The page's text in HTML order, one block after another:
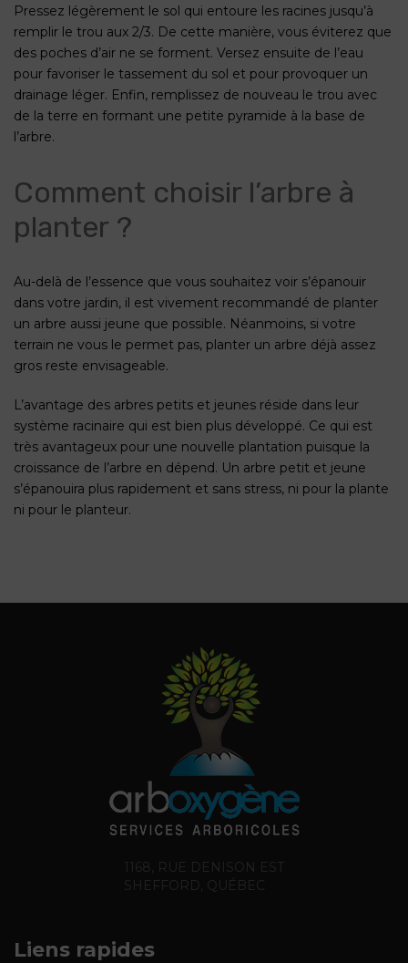
Pressez légèrement le sol qui entoure les racines jusqu’à
remplir le trou aux 2/3. De cette manière, vous éviterez que
des poches d’air ne se forment. Versez ensuite de l’eau
pour favoriser le tassement du sol et pour provoquer un
drainage léger. Enfin, remplissez de nouveau le trou avec
de la terre en formant une petite pyramide à la base de
l’arbre.
Comment choisir l’arbre à
planter ?
Au-delà de l’essence que vous souhaitez voir s’épanouir
dans votre jardin, il est vivement recommandé de planter
un arbre aussi jeune que possible. Néanmoins, si votre
terrain ne vous le permet pas, planter un arbre déjà assez
gros reste envisageable.
L’avantage des arbres petits et jeunes réside dans leur
système racinaire qui est bien plus développé. Ce qui est
très avantageux pour une nouvelle plantation puisque la
croissance de l’arbre en dépend. Un arbre petit et jeune
s’épanouira plus rapidement et sans stress, ni pour la plante
ni pour le planteur.
1168, RUE DENISON EST
SHEFFORD, QUÉBEC
Liens rapides